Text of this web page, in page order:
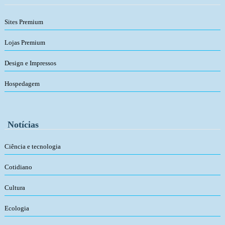
Sites Premium
Lojas Premium
Design e Impressos
Hospedagem
Notícias
Ciência e tecnologia
Cotidiano
Cultura
Ecologia